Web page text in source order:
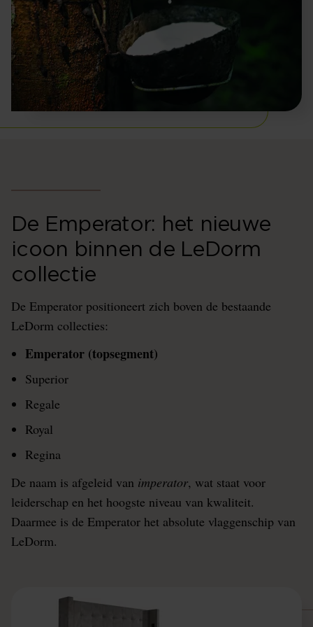
De Emperator: het nieuwe
icoon binnen de LeDorm
collectie
De Emperator positioneert zich boven de bestaande
LeDorm collecties:
Emperator (topsegment)
Superior
Regale
Royal
Regina
De naam is afgeleid van imperator, wat staat voor
leiderschap en het hoogste niveau van kwaliteit.
Daarmee is de Emperator het absolute vlaggenschip van
LeDorm.